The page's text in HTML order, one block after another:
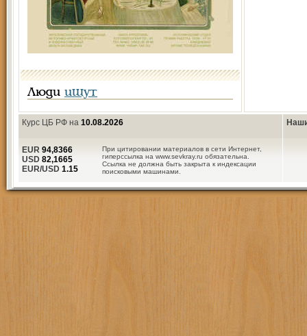
Люди ищут
Курс ЦБ РФ на 10.08.2026
При цитировании материалов в сети Интернет,
гиперссылка на www.sevkray.ru обязательна.
Ссылка не должна быть закрыта к индексации
поисковыми машинами.
EUR 94,8366
USD 82,1665
EUR/USD 1.15